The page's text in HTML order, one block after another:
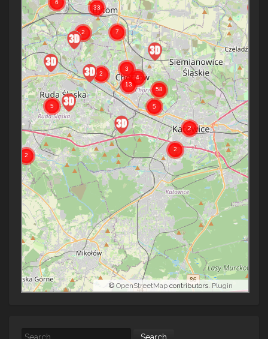
© OpenStreetMap contributors. Plugin
Search